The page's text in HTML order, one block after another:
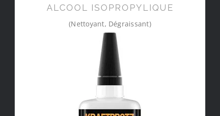
ALCOOL ISOPROPYLIQUE
(Nettoyant, Dégraissant)